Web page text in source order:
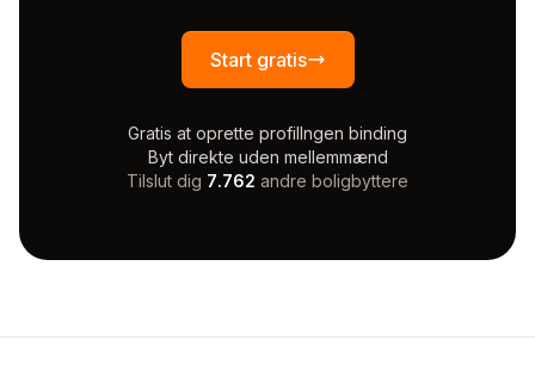
Start gratis
Gratis at oprette profilIngen binding
Byt direkte uden mellemmænd
Tilslut dig 7.762 andre boligbyttere